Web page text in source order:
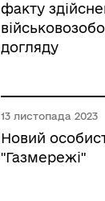
факту
догляду
13 листопада 2023
Новий
"Газмережі"